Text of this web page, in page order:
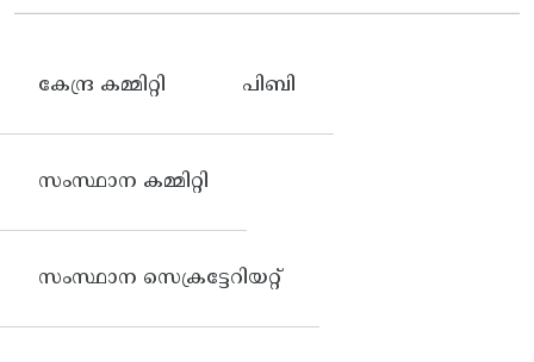
കേന്ദ്ര കമ്മിറ്റി പിബി
സംസ്ഥാന കമ്മിറ്റി
സംസ്ഥാന സെക്രട്ടേറിയറ്റ്